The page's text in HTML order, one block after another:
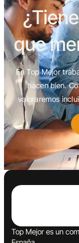
que
En Top Mejor
hacen bien.
valoraremos
Top Mejor es un